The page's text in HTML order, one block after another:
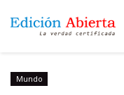
Mundo